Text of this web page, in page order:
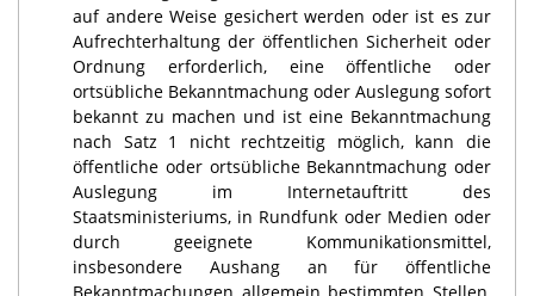
auf andere Weise gesichert werden oder ist es zur
Aufrechterhaltung der öffentlichen Sicherheit oder
Ordnung erforderlich, eine öffentliche oder
ortsübliche Bekanntmachung oder Auslegung sofort
bekannt zu machen und ist eine Bekanntmachung
nach Satz 1 nicht rechtzeitig möglich, kann die
öffentliche oder ortsübliche Bekanntmachung oder
Auslegung im Internetauftritt des
Staatsministeriums, in Rundfunk oder Medien oder
durch geeignete Kommunikationsmittel,
insbesondere Aushang an für öffentliche
Bekanntmachungen allgemein bestimmten Stellen,